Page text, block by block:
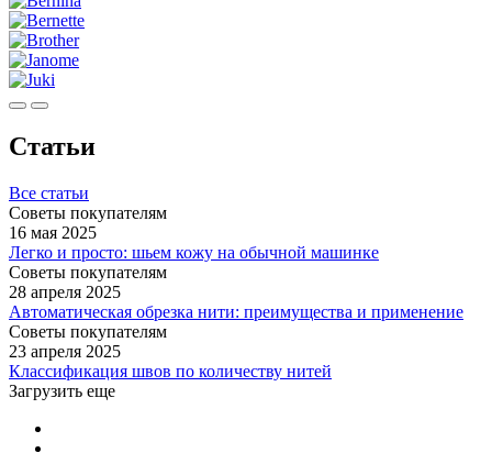
Статьи
Все статьи
Советы покупателям
16 мая 2025
Легко и просто: шьем кожу на обычной машинке
Советы покупателям
28 апреля 2025
Автоматическая обрезка нити: преимущества и применение
Советы покупателям
23 апреля 2025
Классификация швов по количеству нитей
Загрузить еще